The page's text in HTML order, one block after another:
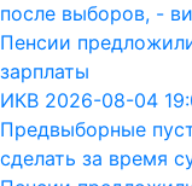
после выборов, -
Пенсии
зарплаты
ИКВ 2026-08-04
Предвыборные
сделать за время